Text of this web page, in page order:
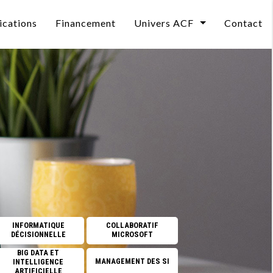
Financement Univers ACF
Qui sommes-nous ?
L’évolution des compétences informatiques en
Les pièges avec l’IA
Et si former valait mieux que recruter ?
L'impact de l'ia sur vos métiers
CPF 2026 : un reste à charge porté à 150 €
CPF : Une ressource sous-utilisée.
Se former à l’Intelligence Artificielle
Contact
INFORMATIQUE
DÉCISIONNELLE
COLLABORATIF
MICROSOFT
BIG DATA ET
INTELLIGENCE
ARTIFICIELLE
MANAGEMENT DES SI